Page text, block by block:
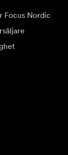
Focus Nordic